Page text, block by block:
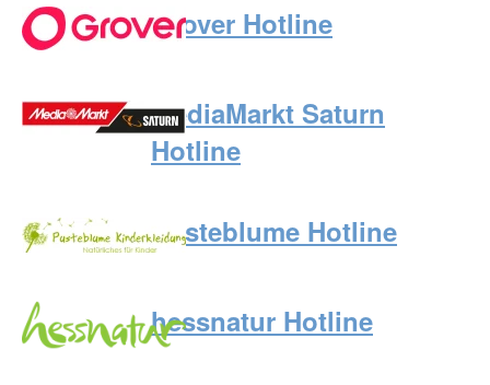
Grover Hotline
MediaMarkt Saturn
Hotline
Pusteblume Hotline
hessnatur Hotline